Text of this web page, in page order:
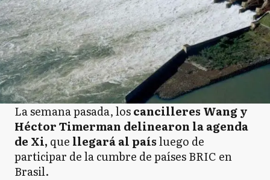
La semana pasada, loscancilleres Wang y
Héctor Timerman delinearon la agenda
de Xi, que llegará al paísluego de
participar de la cumbre de países BRIC en
Brasil.